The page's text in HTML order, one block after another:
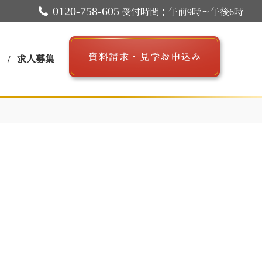
0120-758-605 受付時間：午前9時～午後6時
求人募集